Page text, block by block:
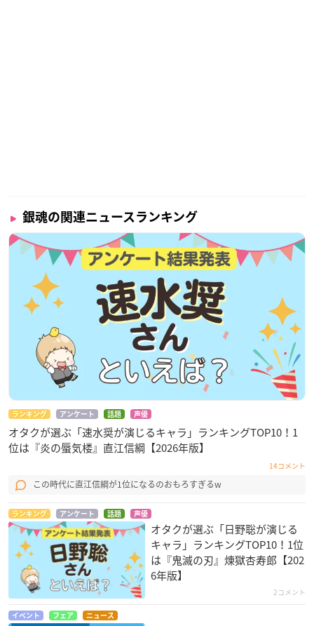
銀魂の関連ニュースランキング
ランキング アンケート 話題 声優
オタクが選ぶ「速水奨が演じるキャラ」ランキングTOP10！1
位は『炎の蜃気楼』直江信綱【2026年版】
14コメント
この時代に直江信綱が1位になるのおもろすぎるw
ランキング アンケート 話題 声優
オタクが選ぶ「日野聡が演じる
キャラ」ランキングTOP10！1位
は『鬼滅の刃』煉󠄁獄杏寿郎【202
6年版】
2コメント
イベント フェア ニュース